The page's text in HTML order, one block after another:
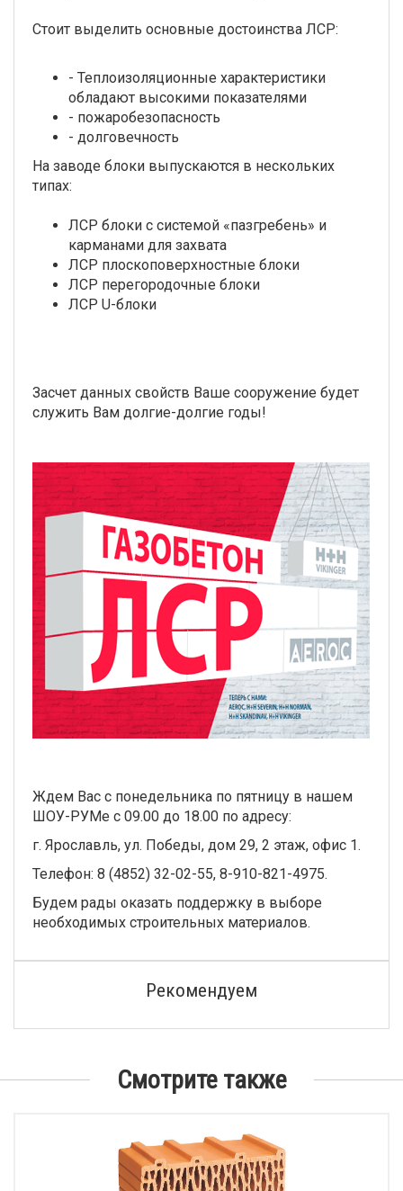
Стоит выделить основные достоинства ЛСР:
- Теплоизоляционные характеристики
обладают высокими показателями
- пожаробезопасность
- долговечность
На заводе блоки выпускаются в нескольких
типах:
ЛСР блоки с системой «пазгребень» и
карманами для захвата
ЛСР плоскоповерхностные блоки
ЛСР перегородочные блоки
ЛСР U-блоки
Засчет данных свойств Ваше сооружение будет
служить Вам долгие-долгие годы!
Ждем Вас с понедельника по пятницу в нашем
ШОУ-РУМе с 09.00 до 18.00 по адресу:
г. Ярославль, ул. Победы, дом 29, 2 этаж, офис 1.
Телефон: 8 (4852) 32-02-55, 8-910-821-4975.
Будем рады оказать поддержку в выборе
необходимых строительных материалов.
Рекомендуем
Смотрите также